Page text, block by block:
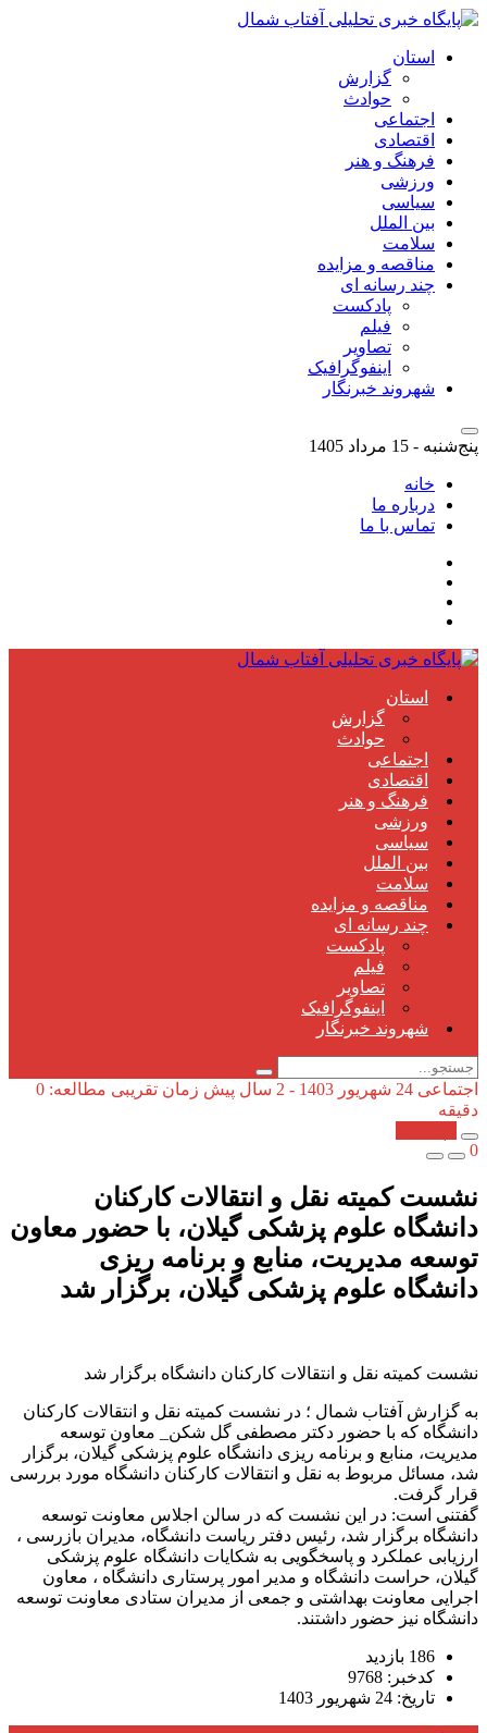
استان
گزارش
حوادث
اجتماعی
اقتصادی
فرهنگ و هنر
ورزشی
سیاسی
بین الملل
سلامت
مناقصه و مزایده
چند رسانه ای
پادکست
فیلم
تصاویر
اینفوگرافیک
شهروند خبرنگار
پنج‌شنبه - 15 مرداد 1405
خانه
درباره ما
تماس با ما
استان
گزارش
حوادث
اجتماعی
اقتصادی
فرهنگ و هنر
ورزشی
سیاسی
بین الملل
سلامت
مناقصه و مزایده
چند رسانه ای
پادکست
فیلم
تصاویر
اینفوگرافیک
شهروند خبرنگار
اجتماعی 24 شهریور 1403 - 2 سال پیش
زمان تقریبی مطالعه: 0
دقیقه
0
نشست کمیته نقل و انتقالات کارکنان
دانشگاه علوم پزشکی گیلان، با حضور معاون
توسعه مدیریت، منابع و برنامه ریزی
دانشگاه علوم پزشکی گیلان، برگزار شد
نشست کمیته نقل و انتقالات کارکنان دانشگاه برگزار شد
به گزارش آفتاب شمال ؛ در نشست کمیته نقل و انتقالات کارکنان
دانشگاه که با حضور دکتر مصطفی گل شکن_ معاون توسعه
مدیریت، منابع و برنامه ریزی دانشگاه علوم پزشکی گیلان، برگزار
شد، مسائل مربوط به نقل و انتقالات کارکنان دانشگاه مورد بررسی
قرار گرفت.
گفتنی است: در این نشست که در سالن اجلاس معاونت توسعه
دانشگاه برگزار شد، رئیس دفتر ریاست دانشگاه، مدیران بازرسی ،
ارزیابی عملکرد و پاسخگویی به شکایات دانشگاه علوم پزشکی
گیلان، حراست دانشگاه و مدیر امور پرستاری دانشگاه ، معاون
اجرایی معاونت بهداشتی و جمعی از مدیران ستادی معاونت توسعه
دانشگاه نیز حضور داشتند.
186 بازدید
کدخبر: 9768
تاریخ: 24 شهریور 1403